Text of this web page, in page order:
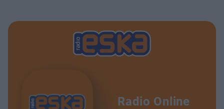
Radio Online